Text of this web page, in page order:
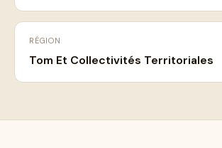
RÉGION
Tom Et Collectivités Territoriales